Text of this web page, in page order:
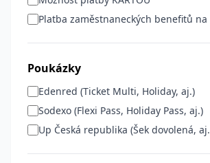
Platba zaměstnaneckých benefitů
Poukázky
Edenred (Ticket Multi, Holiday, aj.)
Sodexo (Flexi Pass, Holiday Pass, aj.)
Up Česká republika (Šek dovolená,